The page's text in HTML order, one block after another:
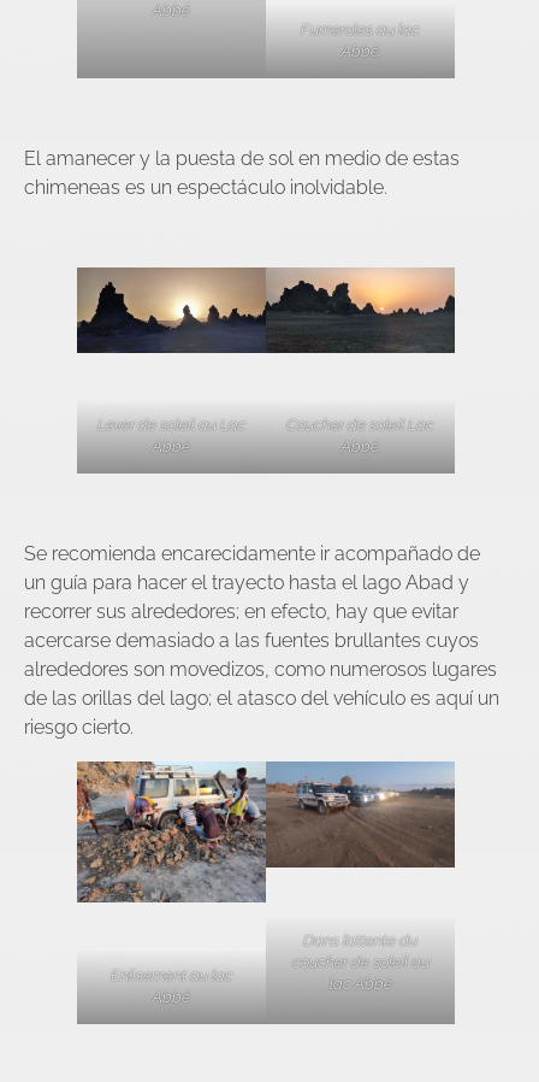
Abbé
Fumeroles au lac
Abbé
El amanecer y la puesta de sol en medio de estas
chimeneas es un espectáculo inolvidable.
Lever de soleil au Lac
Abbé
Coucher de soleil Lac
Abbé
Se recomienda encarecidamente ir acompañado de
un guía para hacer el trayecto hasta el lago Abad y
recorrer sus alrededores; en efecto, hay que evitar
acercarse demasiado a las fuentes brullantes cuyos
alrededores son movedizos, como numerosos lugares
de las orillas del lago; el atasco del vehículo es aquí un
riesgo cierto.
Enlisement au lac
Abbé
Dans l’attente du
coucher de soleil au
lac Abbé